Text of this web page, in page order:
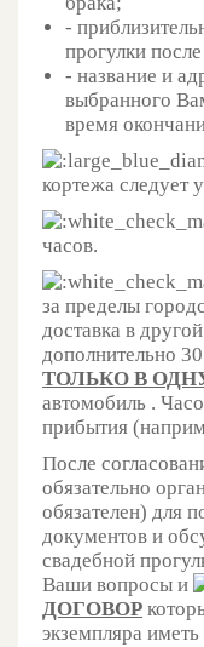
-
прогулки
- название и
выбранного
время
кортежа следует
часов.
за пределы
доставка в
дополнительно
ТОЛЬКО В
автомобиль .
прибытия
После
обязательно
обязателен) для
документов и
свадебной
Ваши вопросы и
ДОГОВОР
экземпляра